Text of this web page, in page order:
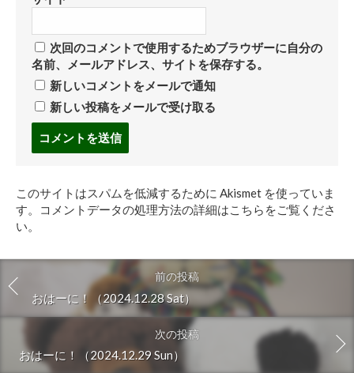
次回のコメントで使用するためブラウザーに自分の
名前、メールアドレス、サイトを保存する。
新しいコメントをメールで通知
新しい投稿をメールで受け取る
す
る
このサイトはスパムを低減するために Akismet を使っていま
す。
コメントデータの処理方法の詳細はこちらをご覧くださ
い。
前の投稿
おはーに！（2024.12.28 Sat）
次の投稿
おはーに！（2024.12.29 Sun）